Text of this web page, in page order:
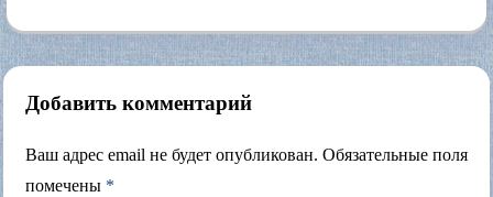
Добавить комментарий
Ваш адрес email не будет опубликован. Обязательные поля
помечены *